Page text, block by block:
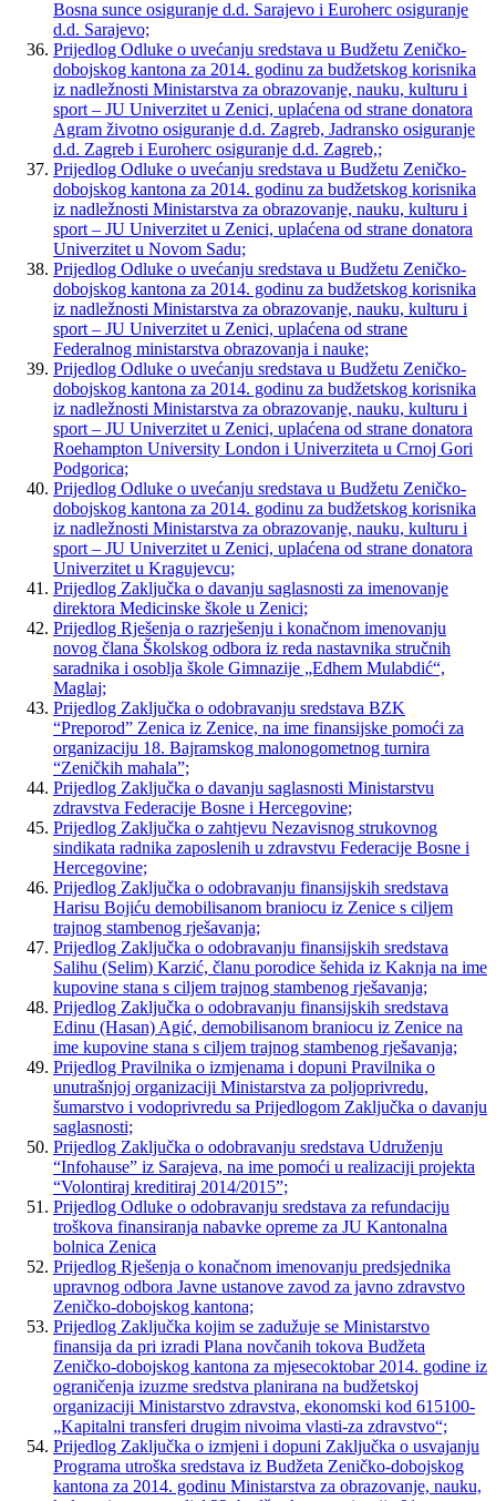
Bosna sunce osiguranje d.d. Sarajevo i Euroherc osiguranje
d.d. Sarajevo;
Prijedlog Odluke o uvećanju sredstava u Budžetu Zeničko-
dobojskog kantona za 2014. godinu za budžetskog korisnika
iz nadležnosti Ministarstva za obrazovanje, nauku, kulturu i
sport – JU Univerzitet u Zenici, uplaćena od strane donatora
Agram životno osiguranje d.d. Zagreb, Jadransko osiguranje
d.d. Zagreb i Euroherc osiguranje d.d. Zagreb,;
Prijedlog Odluke o uvećanju sredstava u Budžetu Zeničko-
dobojskog kantona za 2014. godinu za budžetskog korisnika
iz nadležnosti Ministarstva za obrazovanje, nauku, kulturu i
sport – JU Univerzitet u Zenici, uplaćena od strane donatora
Univerzitet u Novom Sadu;
Prijedlog Odluke o uvećanju sredstava u Budžetu Zeničko-
dobojskog kantona za 2014. godinu za budžetskog korisnika
iz nadležnosti Ministarstva za obrazovanje, nauku, kulturu i
sport – JU Univerzitet u Zenici, uplaćena od strane
Federalnog ministarstva obrazovanja i nauke;
Prijedlog Odluke o uvećanju sredstava u Budžetu Zeničko-
dobojskog kantona za 2014. godinu za budžetskog korisnika
iz nadležnosti Ministarstva za obrazovanje, nauku, kulturu i
sport – JU Univerzitet u Zenici, uplaćena od strane donatora
Roehampton University London i Univerziteta u Crnoj Gori
Podgorica;
Prijedlog Odluke o uvećanju sredstava u Budžetu Zeničko-
dobojskog kantona za 2014. godinu za budžetskog korisnika
iz nadležnosti Ministarstva za obrazovanje, nauku, kulturu i
sport – JU Univerzitet u Zenici, uplaćena od strane donatora
Univerzitet u Kragujevcu;
Prijedlog Zaključka o davanju saglasnosti za imenovanje
direktora Medicinske škole u Zenici;
Prijedlog Rješenja o razrješenju i konačnom imenovanju
novog člana Školskog odbora iz reda nastavnika stručnih
saradnika i osoblja škole Gimnazije „Edhem Mulabdić“,
Maglaj;
Prijedlog Zaključka o odobravanju sredstava BZK
“Preporod” Zenica iz Zenice, na ime finansijske pomoći za
organizaciju 18. Bajramskog malonogometnog turnira
“Zeničkih mahala”;
Prijedlog Zaključka o davanju saglasnosti Ministarstvu
zdravstva Federacije Bosne i Hercegovine;
Prijedlog Zaključka o zahtjevu Nezavisnog strukovnog
sindikata radnika zaposlenih u zdravstvu Federacije Bosne i
Hercegovine;
Prijedlog Zaključka o odobravanju finansijskih sredstava
Harisu Bojiću demobilisanom braniocu iz Zenice s ciljem
trajnog stambenog rješavanja;
Prijedlog Zaključka o odobravanju finansijskih sredstava
Salihu (Selim) Karzić, članu porodice šehida iz Kaknja na ime
kupovine stana s ciljem trajnog stambenog rješavanja;
Prijedlog Zaključka o odobravanju finansijskih sredstava
Edinu (Hasan) Agić, demobilisanom braniocu iz Zenice na
ime kupovine stana s ciljem trajnog stambenog rješavanja;
Prijedlog Pravilnika o izmjenama i dopuni Pravilnika o
unutrašnjoj organizaciji Ministarstva za poljoprivredu,
šumarstvo i vodoprivredu sa Prijedlogom Zaključka o davanju
saglasnosti;
Prijedlog Zaključka o odobravanju sredstava Udruženju
“Infohause” iz Sarajeva, na ime pomoći u realizaciji projekta
“Volontiraj kreditiraj 2014/2015”;
Prijedlog Odluke o odobravanju sredstava za refundaciju
troškova finansiranja nabavke opreme za JU Kantonalna
bolnica Zenica
Prijedlog Rješenja o konačnom imenovanju predsjednika
upravnog odbora Javne ustanove zavod za javno zdravstvo
Zeničko-dobojskog kantona;
Prijedlog Zaključka kojim se zadužuje se Ministarstvo
finansija da pri izradi Plana novčanih tokova Budžeta
Zeničko-dobojskog kantona za mjesecoktobar 2014. godine iz
ograničenja izuzme sredstva planirana na budžetskoj
organizaciji Ministarstvo zdravstva, ekonomski kod 615100-
„Kapitalni transferi drugim nivoima vlasti-za zdravstvo“;
Prijedlog Zaključka o izmjeni i dopuni Zaključka o usvajanju
Programa utroška sredstava iz Budžeta Zeničko-dobojskog
kantona za 2014. godinu Ministarstva za obrazovanje, nauku,